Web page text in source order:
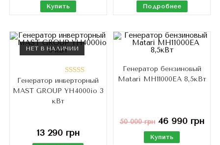
Купить Подробнее
НЕТ В НАЛИЧИИ
Оценка
4.50из 5
Генератор инверторный
MAST GROUP YH4000io 3
кВт
13 290грн
Генератор бензиновый
Matari MH11000EA 8,5кВт
50 000грн 46 990грн
Купить